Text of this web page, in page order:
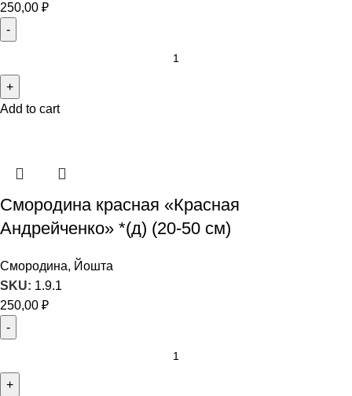
250,00 ₽
Add to cart
Смородина красная «Красная
Андрейченко» *(д) (20-50 см)
Смородина, Йошта
SKU: 1.9.1
250,00 ₽